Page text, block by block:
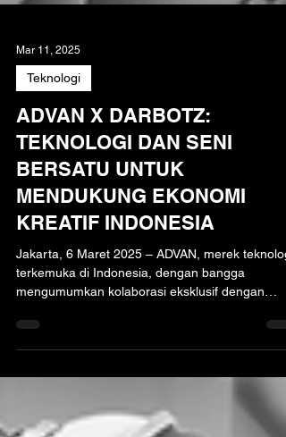
Mar 11, 2025
Teknologi
ADVAN X DARBOTZ:
TEKNOLOGI DAN SENI
BERSATU UNTUK
MENDUKUNG EKONOMI
KREATIF INDONESIA
Jakarta, 6 Maret 2025 – ADVAN, merek teknologi
mengumumkan kolaborasi eksklusif dengan